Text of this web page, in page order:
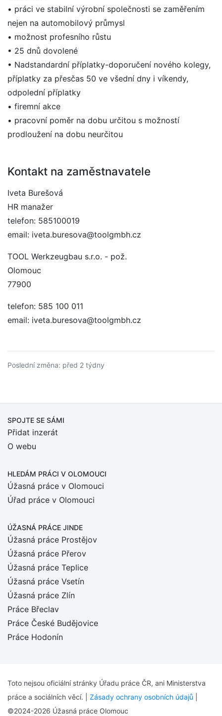
• práci ve stabilní výrobní společnosti se zaměřením
nejen na automobilový průmysl
• možnost profesního růstu
• 25 dnů dovolené
• Nadstandardní příplatky-doporučení nového kolegy,
příplatky za přesčas 50 ve všední dny i víkendy,
odpolední příplatky
• firemní akce
• pracovní poměr na dobu určitou s možností
prodloužení na dobu neurčitou
Kontakt na zaměstnavatele
Iveta Burešová
HR manažer
telefon: 585100019
email: iveta.buresova@toolgmbh.cz
TOOL Werkzeugbau s.r.o. - pož.
Olomouc
77900
telefon: 585 100 011
email: iveta.buresova@toolgmbh.cz
Poslední změna: před 2 týdny
SPOJTE SE SÁMI
Přidat inzerát
O webu
HLEDÁM PRÁCI V OLOMOUCI
Úžasná práce v Olomouci
Úřad práce v Olomouci
ÚŽASNÁ PRÁCE JINDE
Úžasná práce Prostějov
Úžasná práce Přerov
Úžasná práce Teplice
Úžasná práce Vsetín
Úžasná práce Zlín
Práce Břeclav
Práce České Budějovice
Práce Hodonín
Toto nejsou oficiální stránky Úřadu práce ČR, ani Ministerstva
práce a sociálních věcí. | Zásady ochrany osobních údajů
©2024-2026 Úžasná práce Olomouc